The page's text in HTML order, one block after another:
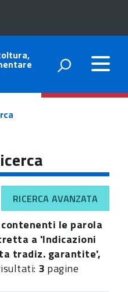
RICERCA AVANZATA
le parola
a 'Indicazioni
tradiz. garantite',
3 pagine